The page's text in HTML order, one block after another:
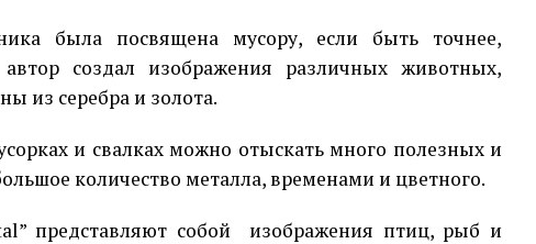
была посвящена мусору, если быть точнее,
создал изображения различных животных,
из серебра и золота.
и свалках можно отыскать много полезных и
количество металла, временами и цветного.
представляют собой изображения птиц, рыб и